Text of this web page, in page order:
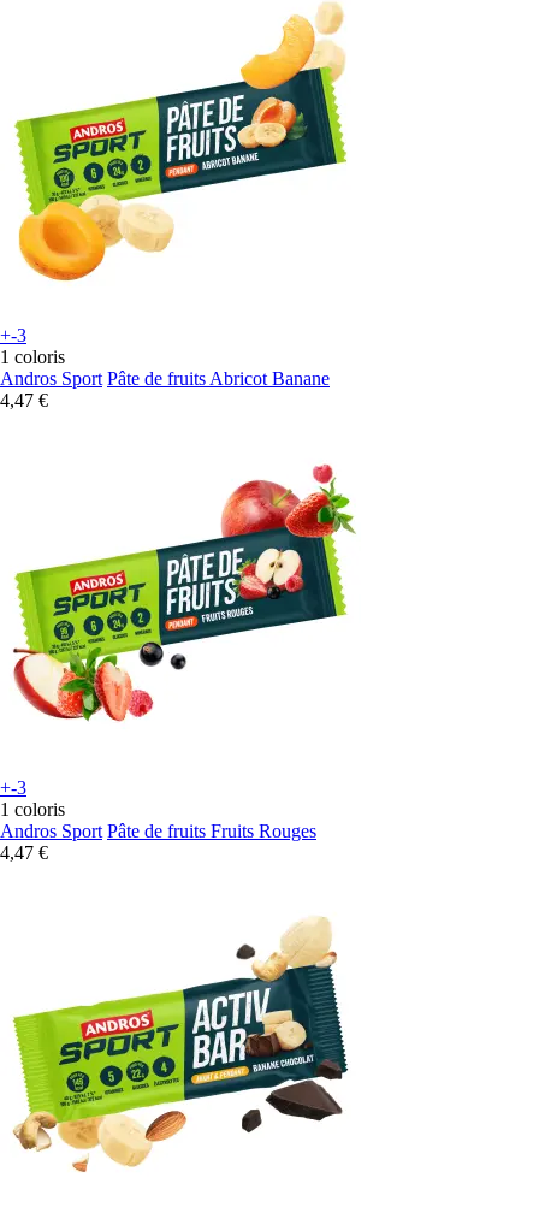
+-3
1 coloris
Andros Sport Pâte de fruits Abricot Banane
4,47 €
+-3
1 coloris
Andros Sport Pâte de fruits Fruits Rouges
4,47 €